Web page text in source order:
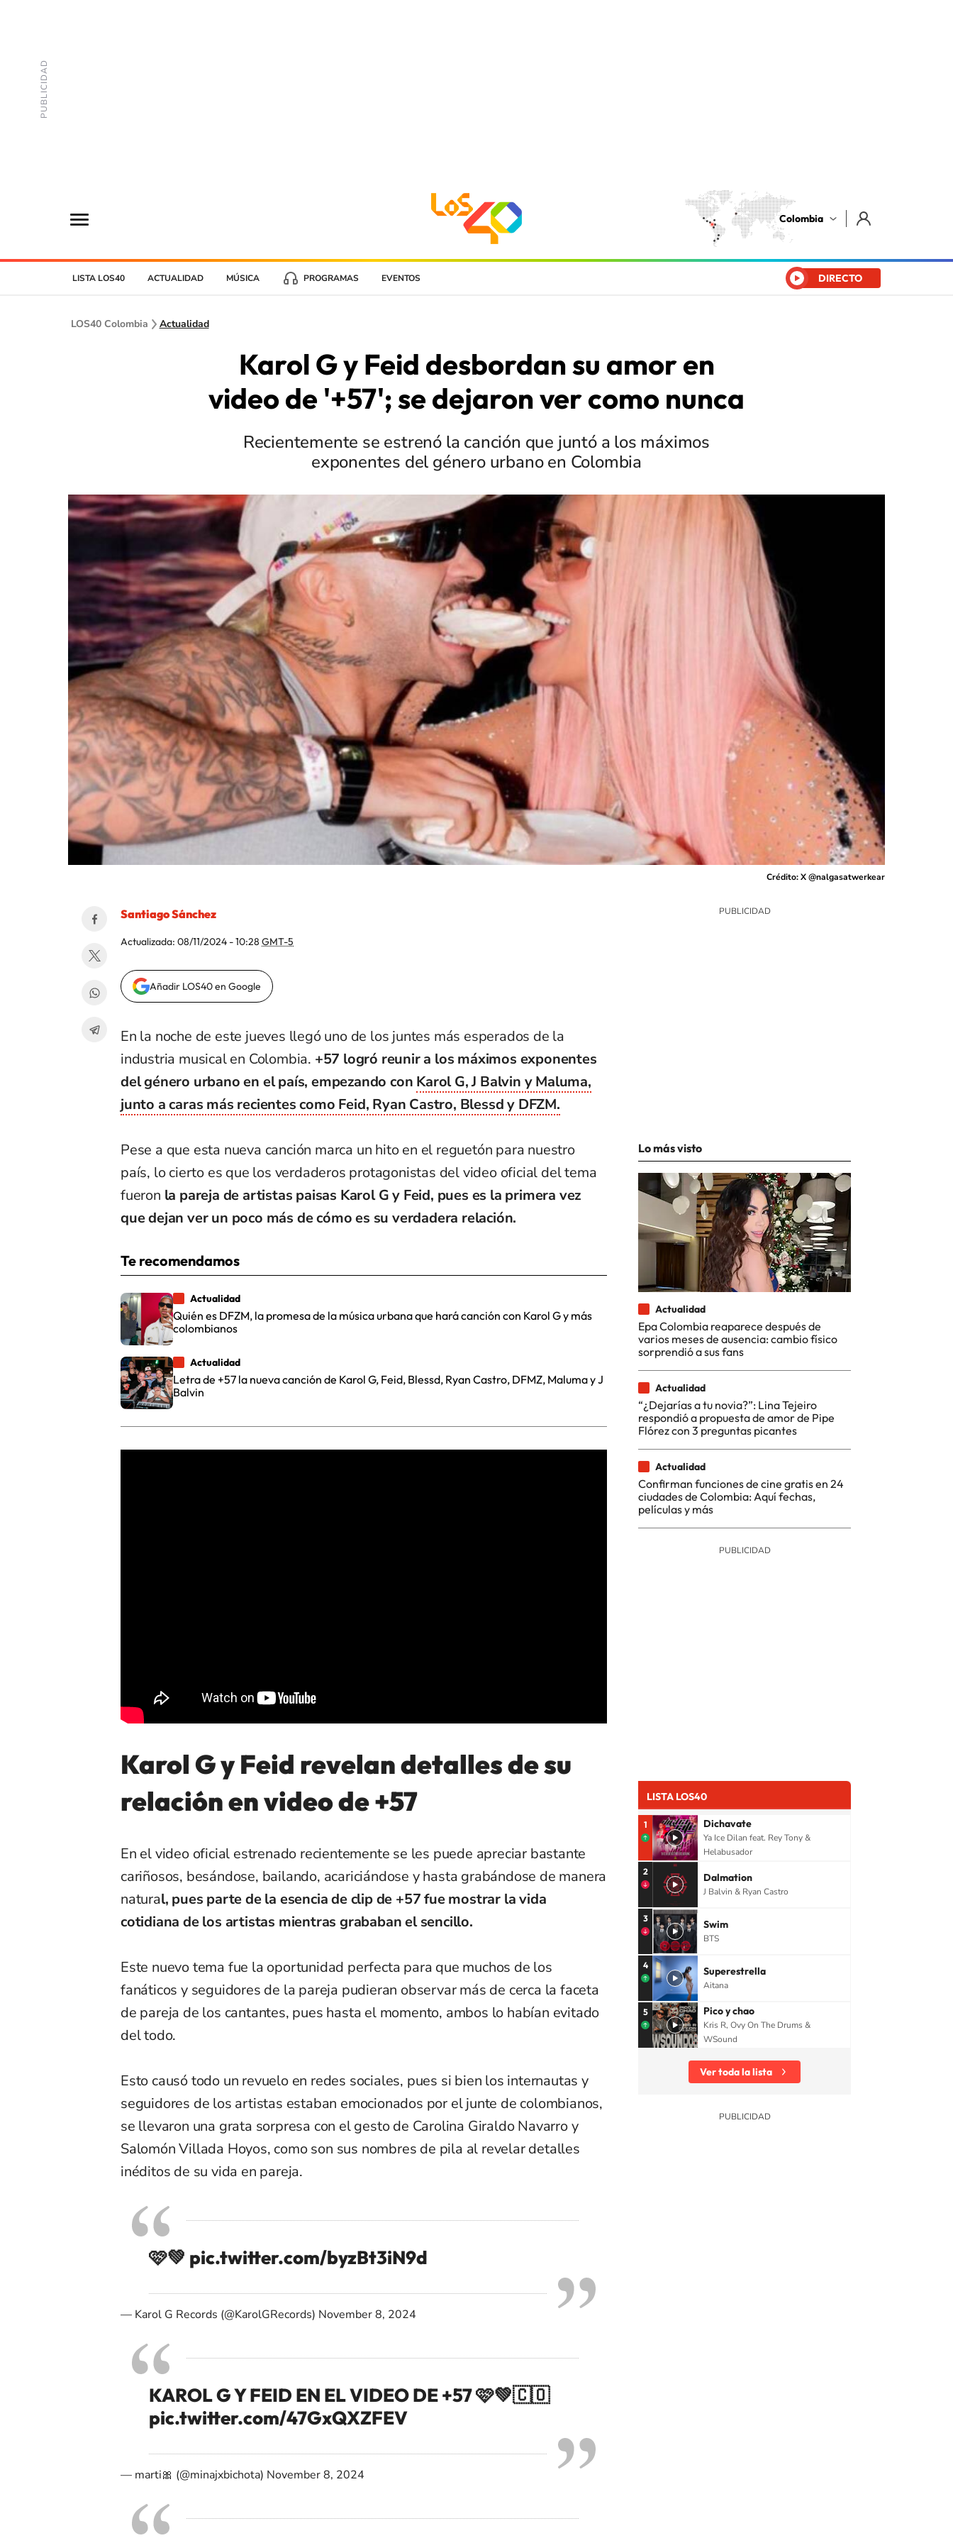
Colombia
LISTA LOS40 ACTUALIDAD MÚSICA PROGRAMAS EVENTOS DIRECTO
LOS40 Colombia Actualidad
Karol G y Feid desbordan su amor en
video de '+57'; se dejaron ver como nunca
Recientemente se estrenó la canción que juntó a los máximos
exponentes del género urbano en Colombia
Crédito: X @nalgasatwerkear
Santiago Sánchez
Actualizada: 08/11/2024 - 10:28 GMT-5
Añadir LOS40 en Google
En la noche de este jueves llegó uno de los juntes más esperados de la
industria musical en Colombia. +57 logró reunir a los máximos exponentes
del género urbano en el país, empezando con Karol G, J Balvin y Maluma,
junto a caras más recientes como Feid, Ryan Castro, Blessd y DFZM.
Pese a que esta nueva canción marca un hito en el reguetón para nuestro
país, lo cierto es que los verdaderos protagonistas del video oficial del tema
fueron la pareja de artistas paisas Karol G y Feid, pues es la primera vez
que dejan ver un poco más de cómo es su verdadera relación.
Te recomendamos
Actualidad
Quién es DFZM, la promesa de la música urbana que hará canción con Karol G y más
colombianos
Actualidad
Letra de +57 la nueva canción de Karol G, Feid, Blessd, Ryan Castro, DFMZ, Maluma y J
Balvin
Karol G y Feid revelan detalles de su
relación en video de +57
En el video oficial estrenado recientemente se les puede apreciar bastante
cariñosos, besándose, bailando, acariciándose y hasta grabándose de manera
natural, pues parte de la esencia de clip de +57 fue mostrar la vida
cotidiana de los artistas mientras grababan el sencillo.
Este nuevo tema fue la oportunidad perfecta para que muchos de los
fanáticos y seguidores de la pareja pudieran observar más de cerca la faceta
de pareja de los cantantes, pues hasta el momento, ambos lo habían evitado
del todo.
Esto causó todo un revuelo en redes sociales, pues si bien los internautas y
seguidores de los artistas estaban emocionados por el junte de colombianos,
se llevaron una grata sorpresa con el gesto de Carolina Giraldo Navarro y
Salomón Villada Hoyos, como son sus nombres de pila al revelar detalles
inéditos de su vida en pareja.
🩷💚 pic.twitter.com/byzBt3iN9d
— Karol G Records (@KarolGRecords) November 8, 2024
KAROL G Y FEID EN EL VIDEO DE +57 🩷💚🇨🇴
pic.twitter.com/47GxQXZFEV
— marti🎀 (@minajxbichota) November 8, 2024
Lo más visto
Actualidad
Epa Colombia reaparece después de
varios meses de ausencia: cambio físico
sorprendió a sus fans
Actualidad
“¿Dejarías a tu novia?”: Lina Tejeiro
respondió a propuesta de amor de Pipe
Flórez con 3 preguntas picantes
Actualidad
Confirman funciones de cine gratis en 24
ciudades de Colombia: Aquí fechas,
películas y más
LISTA LOS40
1 Dichavate
Ya Ice Dilan feat. Rey Tony &
Helabusador
2 Dalmation
J Balvin & Ryan Castro
3 Swim
BTS
4 Superestrella
Aitana
5 Pico y chao
Kris R, Ovy On The Drums &
WSound
Ver toda la lista